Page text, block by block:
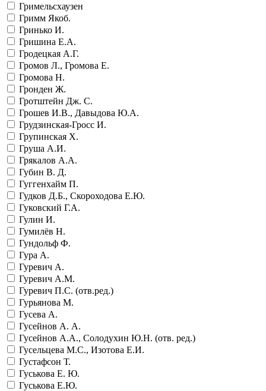
Гримельсхаузен
Гримм Якоб.
Гринько И.
Гришина Е.А.
Гродецкая А.Г.
Громов Л., Громова Е.
Громова Н.
Гронден Ж.
Гротштейн Дж. С.
Грошев И.В., Давыдова Ю.А.
Грудзинская-Гросс И.
Групинская Х.
Груша А.И.
Грякалов А.А.
Губин В. Д.
Гуггенхайм П.
Гудков Д.Б., Скороходова Е.Ю.
Гуковский Г.А.
Гулин И.
Гумилёв Н.
Гундольф Ф.
Гура А.
Гуревич А.
Гуревич А.М.
Гуревич П.С. (отв.ред.)
Гурьянова М.
Гусева А.
Гусейнов А. А.
Гусейнов А.А., Солодухин Ю.Н. (отв. ред.)
Гусельцева М.С., Изотова Е.И.
Густафсон Т.
Гуськова Е. Ю.
Гуськова Е.Ю.